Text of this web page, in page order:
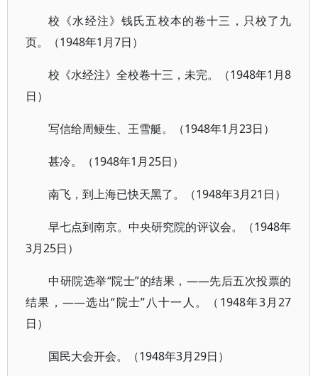
校《水经注》钱氏五校本的卷十三，只校了九
页。（1948年1月7日）
校《水经注》全校卷十三，未完。（1948年1月8
日）
写信给周鲠生、王雪艇。（1948年1月23日）
甚冷。（1948年1月25日）
南飞，到上海已快天黑了。（1948年3月21日）
早七点到南京。中央研究院的评议会。（1948年
3月25日）
中研院选举“院士”的结果，——先后五次投票的
结果，——选出“院士”八十一人。（1948年3月27
日）
国民大会开会。（1948年3月29日）